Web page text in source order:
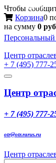
Чтобы
Корзина0
на сумму 0
Персональный
Центр
+ 7 (495) 777-
Toggle
Меню
Центр
+ 7 (495) 777-
otr@otr.rarus.ru
Центр